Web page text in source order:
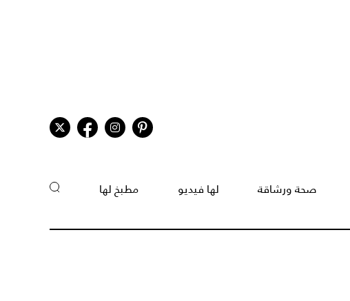
صحة ورشاقة لها فيديو مطبخ لها